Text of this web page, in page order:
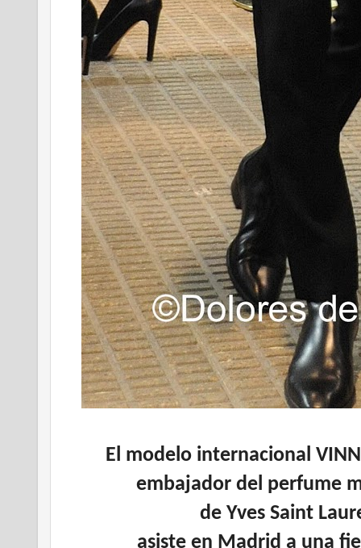
El modelo internacional
embajador del perfume
de Yves Saint
asiste en Madrid a una